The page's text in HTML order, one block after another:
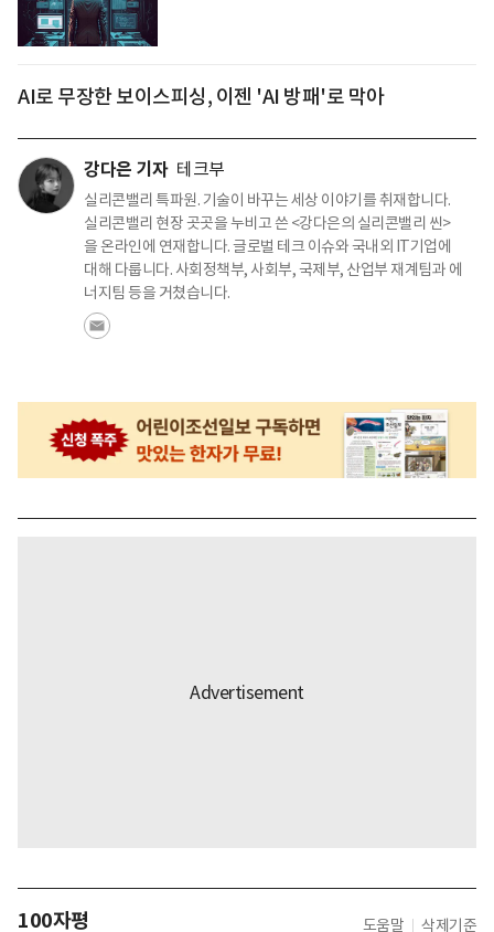
AI로 무장한 보이스피싱, 이젠 'AI 방패'로 막아
강다은 기자 테크부
실리콘밸리 특파원. 기술이 바꾸는 세상 이야기를 취재합니다.
실리콘밸리 현장 곳곳을 누비고 쓴 <강다은의 실리콘밸리 씬>
을 온라인에 연재합니다. 글로벌 테크 이슈와 국내외 IT기업에
대해 다룹니다. 사회정책부, 사회부, 국제부, 산업부 재계팀과 에
너지팀 등을 거쳤습니다.
100자평 도움말 삭제기준